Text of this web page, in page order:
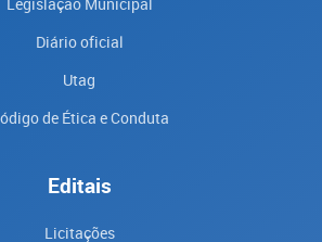
Diário oficial
Utag
de Ética e Conduta
Editais
Licitações